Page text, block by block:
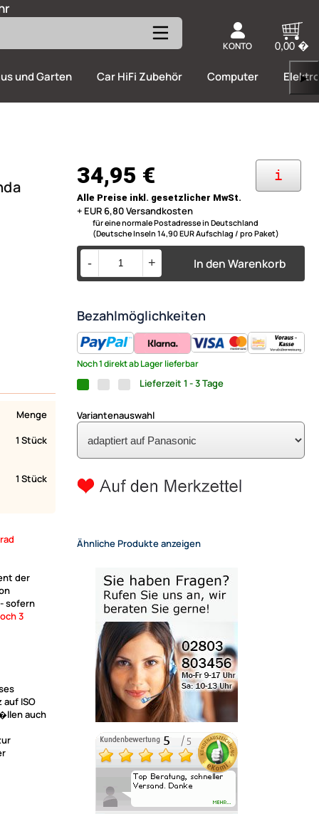
KONTO 0,00 �
und Garten Car HiFi Zubehör Computer ▶
Menge
1 Stück
1 Stück
der
- sofern
3
ISO
auch
i
34,95 €
Alle Preise inkl. gesetzlicher MwSt.
+ EUR 6,80 Versandkosten
für eine normale Postadresse in Deutschland
(Deutsche Inseln 14,90 EUR Aufschlag / pro Paket)
In den Warenkorb
- +
Bezahlmöglichkeiten
Noch 1 direkt ab Lager lieferbar
Lieferzeit 1 - 3 Tage
Variantenauswahl
Ähnliche Produkte anzeigen